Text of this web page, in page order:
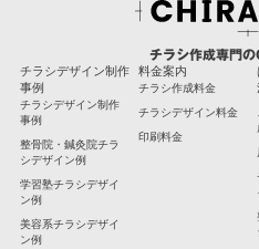
チラシ作成専門
チラシデザイン制作
事例
チラシデザイン制作
事例
整骨院・鍼灸院チラ
シデザイン例
学習塾チラシデザイ
ン例
美容系チラシデザイ
ン例
料金案内
チラシ作成料金
チラシデザイン料金
印刷料金